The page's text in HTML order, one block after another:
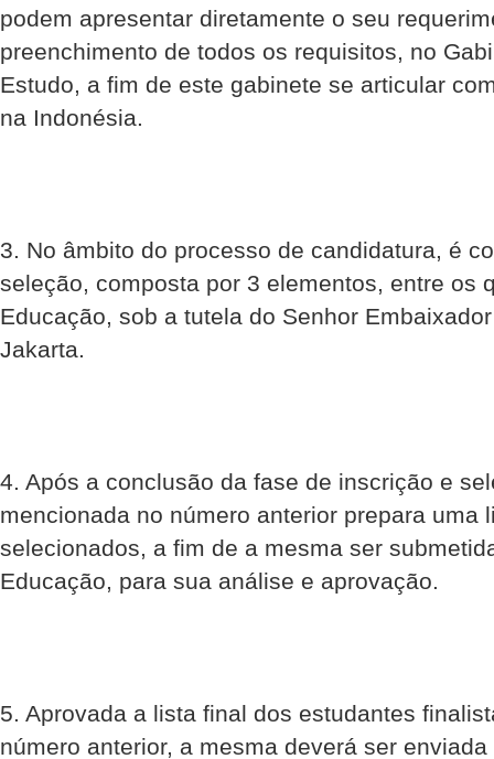
podem apresentar diretamente o seu
preenchimento de todos os requisitos, no
Estudo, a fim de este gabinete se articular
na Indonésia.
3. No âmbito do processo de candidatura, é
seleção, composta por 3 elementos, entre os
Educação, sob a tutela do Senhor
Jakarta.
4. Após a conclusão da fase de inscrição e
mencionada no número anterior prepara uma
selecionados, a fim de a mesma ser
Educação, para sua análise e aprovação.
5. Aprovada a lista final dos estudantes
número anterior, a mesma deverá ser